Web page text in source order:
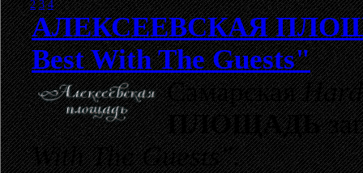
1 2 3 4
АЛЕКСЕЕВСКАЯ
Best With The Guests"
Самарская
ПЛОЩАДЬ
With The Guests".